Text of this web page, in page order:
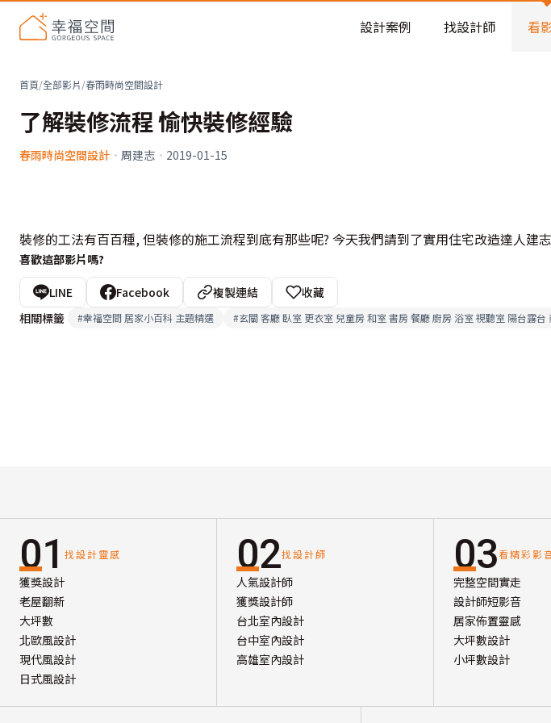
老屋預算分配與
設計案例 找設計師 看
首頁/全部影片/春雨時尚空間設計
了解裝修流程 愉快裝修經驗
春雨時尚空間設計 · 周建志 · 2019-01-15
裝修的工法有百百種, 但裝修的施工流程到底有那些呢? 今天我們請到了實用住宅改造達人建
喜歡這部影片嗎?
LINE Facebook 複製連結
收藏
相關標籤
#幸福空間 居家小百科 主題精選 #玄關 客廳 臥室 更衣室 兒童房 和室 書房 餐廳 廚房 浴室 視聽室 陽台露台
01 找設計靈感
獲獎設計
老屋翻新
大坪數
北歐風設計
現代風設計
日式風設計
02找設計師
人氣設計師
獲獎設計師
台北室內設計
台中室內設計
高雄室內設計
03看精彩影
完整空間實走
設計師短影音
居家佈置靈感
大坪數設計
小坪數設計